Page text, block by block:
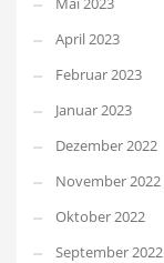
April 2023
Februar 2023
Januar 2023
Dezember 2022
November 2022
Oktober 2022
September 2022